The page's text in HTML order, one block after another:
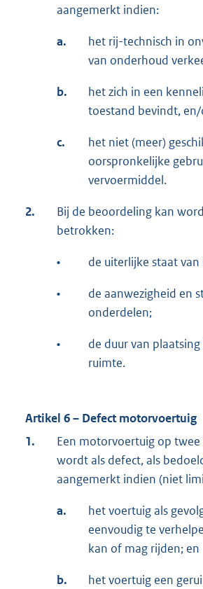
aangemerkt indien:
a.
het rij-technisch in
van onderhoud
b.
het zich in een
toestand bevindt,
c.
het niet (meer)
oorspronkelijke
vervoermiddel.
2.
Bij de beoordeling kan
betrokken:
• de uiterlijke staat
•
de aanwezigheid en
onderdelen;
•
de duur van
ruimte.
Artikel 6 – Defect motorvoertuig
1.
Een motorvoertuig op
wordt als defect, als
aangemerkt indien (niet
a.
het voertuig als
eenvoudig te
kan of mag rijden; en
b.
het voertuig een